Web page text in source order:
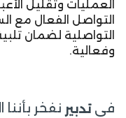
العمليات وتقليل
التواصل الفعال مع
التواصلية لضمان
وفعالية.
فيتدبير نفخر